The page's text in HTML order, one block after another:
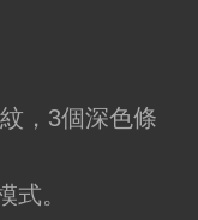
，3個深色條
式。